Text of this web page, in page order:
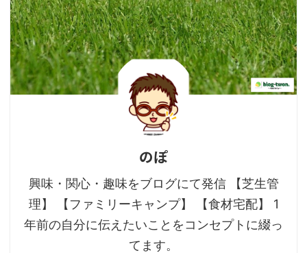
のぽ
興味・関心・趣味をブログにて発信 【芝生管
理】 【ファミリーキャンプ】 【食材宅配】 1
年前の自分に伝えたいことをコンセプトに綴っ
てます。